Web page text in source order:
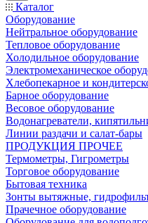
Каталог
Оборудование
Нейтральное оборудование
Тепловое оборудование
Холодильное оборудование
Электромеханическое
Хлебопекарное и
Барное оборудование
Весовое оборудование
Водонагреватели,
Линии раздачи и салат-бары
ПРОДУКЦИЯ ПРОЧЕЕ
Термометры, Гигрометры
Торговое оборудование
Бытовая техника
Зонты вытяжные,
Прачечное оборудование